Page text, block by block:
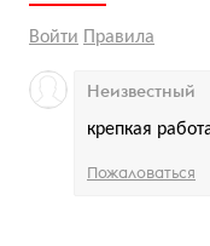
Войти Правила
крепкая
Неизвестный
Пожаловаться